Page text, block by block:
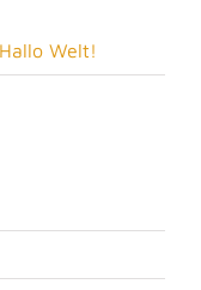
Hallo Welt!